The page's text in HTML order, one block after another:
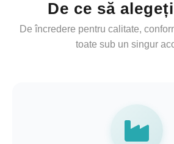
De ce să
De încredere pentru calitate,
toate sub un singur